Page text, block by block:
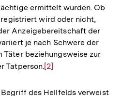
ermittelt wurden. Ob
wird oder nicht,
Anzeigebereitschaft der
je nach Schwere der
Täter beziehungsweise zur
Tatperson.Zur
der
[2]
des Hellfelds verweist